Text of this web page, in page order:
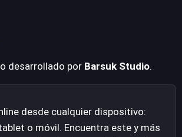
sabiamente para mejorar tu
desarrollado por Barsuk Studio.
desde cualquier dispositivo:
o móvil. Encuentra este y más